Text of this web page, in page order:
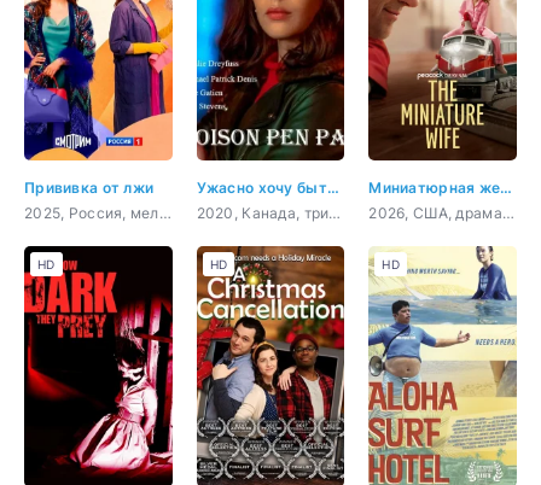
Прививка от лжи
2025, Россия, мелодрама
Ужасно хочу быть тобой
2020, Канада, триллер
Миниатюрная жена
2026, США, драма, комедия
HD HD HD